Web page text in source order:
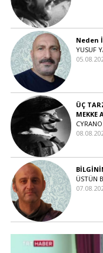
Neden
YUSUF
ÜÇ
MEKKE
ÜSTÜN